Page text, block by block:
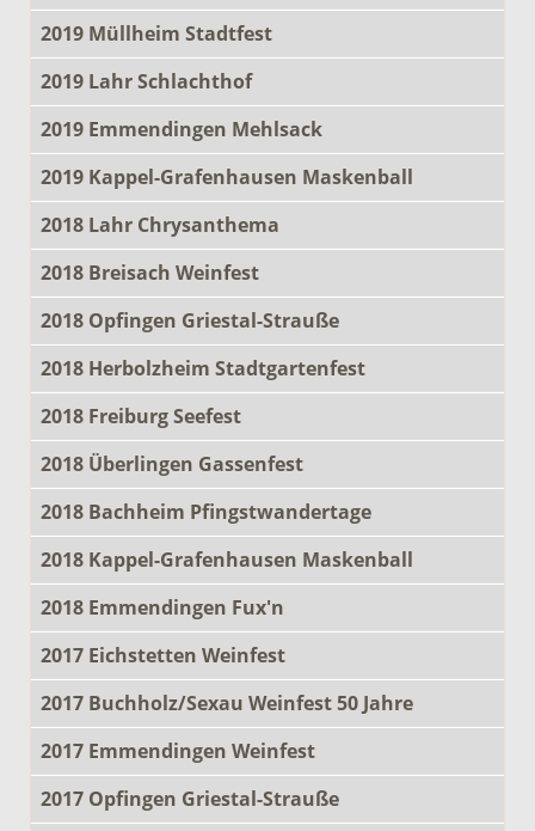
2019 Müllheim Stadtfest
2019 Lahr Schlachthof
2019 Emmendingen Mehlsack
2019 Kappel-Grafenhausen Maskenball
2018 Lahr Chrysanthema
2018 Breisach Weinfest
2018 Opfingen Griestal-Strauße
2018 Herbolzheim Stadtgartenfest
2018 Freiburg Seefest
2018 Überlingen Gassenfest
2018 Bachheim Pfingstwandertage
2018 Kappel-Grafenhausen Maskenball
2018 Emmendingen Fux'n
2017 Eichstetten Weinfest
2017 Buchholz/Sexau Weinfest 50 Jahre
2017 Emmendingen Weinfest
2017 Opfingen Griestal-Strauße